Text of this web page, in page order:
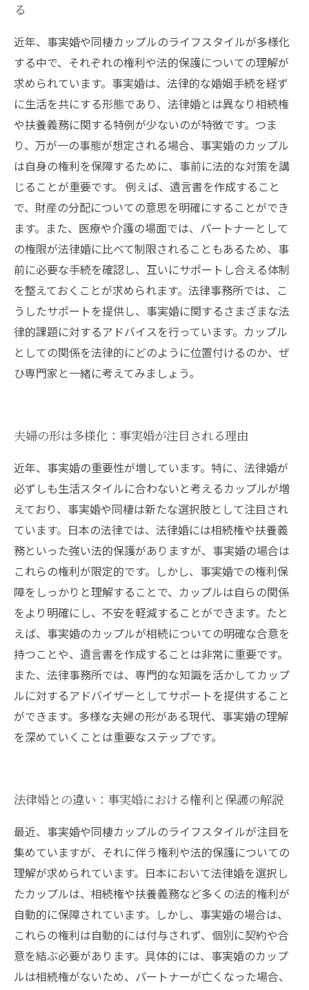
未来を見据えて：事実婚カップルが考えるべき
こと
あなたの愛を守るために：事実婚と法律婚の選
択肢について
る
近年、事実婚や同棲カップルのライフスタイルが多様化
する中で、それぞれの権利や法的保護についての理解が
求められています。事実婚は、法律的な婚姻手続を経ず
に生活を共にする形態であり、法律婚とは異なり相続権
や扶養義務に関する特例が少ないのが特徴です。つま
り、万が一の事態が想定される場合、事実婚のカップル
は自身の権利を保障するために、事前に法的な対策を講
じることが重要です。 例えば、遺言書を作成すること
で、財産の分配についての意思を明確にすることができ
ます。また、医療や介護の場面では、パートナーとして
の権限が法律婚に比べて制限されることもあるため、事
前に必要な手続を確認し、互いにサポートし合える体制
を整えておくことが求められます。法律事務所では、こ
うしたサポートを提供し、事実婚に関するさまざまな法
律的課題に対するアドバイスを行っています。カップル
としての関係を法律的にどのように位置付けるのか、ぜ
ひ専門家と一緒に考えてみましょう。
夫婦の形は多様化：事実婚が注目される理由
近年、事実婚の重要性が増しています。特に、法律婚が
必ずしも生活スタイルに合わないと考えるカップルが増
えており、事実婚や同棲は新たな選択肢として注目され
ています。日本の法律では、法律婚には相続権や扶養義
務といった強い法的保護がありますが、事実婚の場合は
これらの権利が限定的です。しかし、事実婚での権利保
障をしっかりと理解することで、カップルは自らの関係
をより明確にし、不安を軽減することができます。たと
えば、事実婚のカップルが相続についての明確な合意を
持つことや、遺言書を作成することは非常に重要です。
また、法律事務所では、専門的な知識を活かしてカップ
ルに対するアドバイザーとしてサポートを提供すること
ができます。多様な夫婦の形がある現代、事実婚の理解
を深めていくことは重要なステップです。
法律婚との違い：事実婚における権利と保護の解説
最近、事実婚や同棲カップルのライフスタイルが注目を
集めていますが、それに伴う権利や法的保護についての
理解が求められています。日本において法律婚を選択し
たカップルは、相続権や扶養義務など多くの法的権利が
自動的に保障されています。しかし、事実婚の場合は、
これらの権利は自動的には付与されず、個別に契約や合
意を結ぶ必要があります。具体的には、事実婚のカップ
ルは相続権がないため、パートナーが亡くなった場合、